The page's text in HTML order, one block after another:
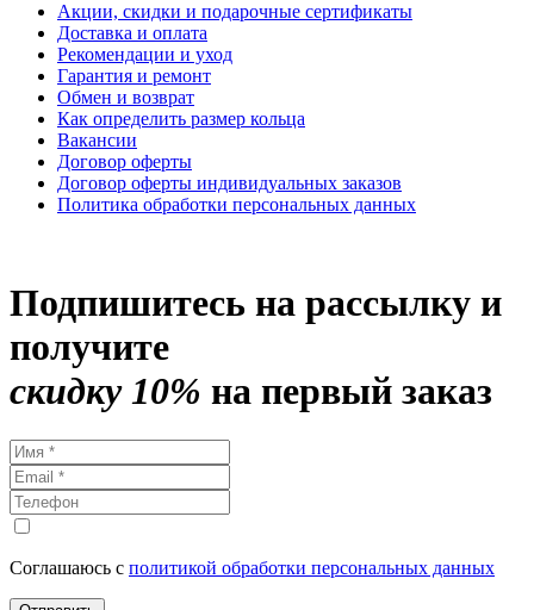
Акции, скидки и подарочные сертификаты
Доставка и оплата
Рекомендации и уход
Гарантия и ремонт
Обмен и возврат
Как определить размер кольца
Вакансии
Договор оферты
Договор оферты индивидуальных заказов
Политика обработки персональных данных
Подпишитесь на рассылку и
получите
скидку 10% на первый заказ
Соглашаюсь с политикой обработки персональных данных